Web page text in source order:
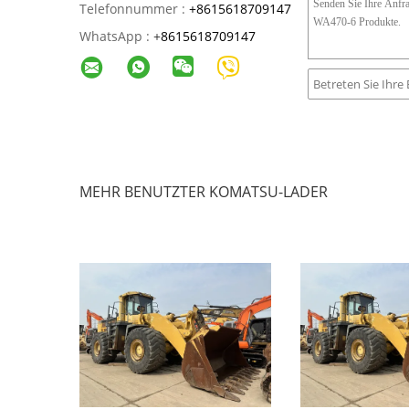
Telefonnummer : +8615618709147
WhatsApp : +8615618709147
MEHR BENUTZTER KOMATSU-LADER